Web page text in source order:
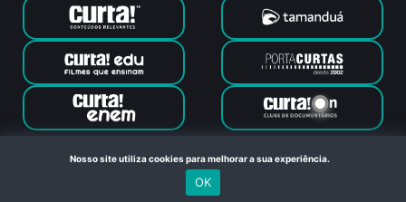
Canal Curta © 2024. Todos os direitos reservados. Feito com
no Rio de Janeiro
Nosso site utiliza cookies para melhorar a sua experiência.
OK